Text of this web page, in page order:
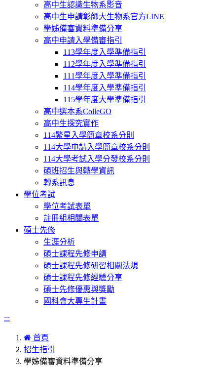
高中生認識生物系影音
高中生申請彰師大生物系官方LINE
學姊備審資料準備分享
高中申請入學備審指引
113學年度入學準備指引
112學年度入學準備指引
111學年度入學準備指引
114學年度入學準備指引
115學年度大學準備指引
高中選本系ColleGO
高中生探究實作
114繁星入學簡章校系分則
114大學申請入學簡章校系分則
114大學考試入學分發校系分則
碩班招生與轉學資訊
轉系訊息
學位考試
學位考試表單
註冊組相關表單
碩士先修
生涯分析
碩士課程先修申請
碩士課程先修研習相關法規
碩士課程先修經驗分享
碩士先修優惠與獎勵
國科會大專生計畫
:::
首頁
招生指引
學姊備審資料準備分享